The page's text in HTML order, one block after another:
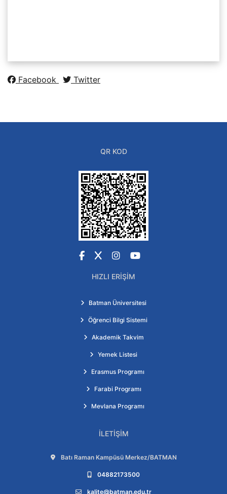
Facebook Twitter
QR KOD
Facebook
X Instagram
YouTube
HIZLI ERIŞIM
Batman Üniversitesi
Öğrenci Bilgi Sistemi
Akademik Takvim
Yemek Listesi
Erasmus Programı
Farabi Programı
Mevlana Programı
İLETIŞIM
Adres:
Batı Raman Kampüsü Merkez/BATMAN
Telefon:
04882173500
E-posta:
kalite@batman.edu.tr